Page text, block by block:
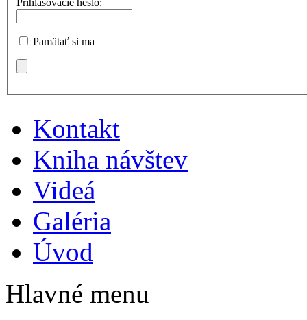
Prihlasovacie heslo:
Pamätať si ma
Kontakt
Kniha návštev
Videá
Galéria
Úvod
Hlavné menu